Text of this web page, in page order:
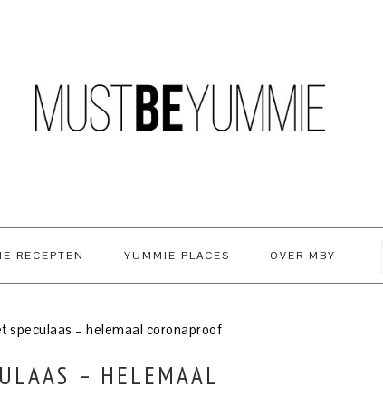
RECEPTEN YUMMIE PLACES OVER MBY
speculaas – helemaal coronaproof
– HELEMAAL